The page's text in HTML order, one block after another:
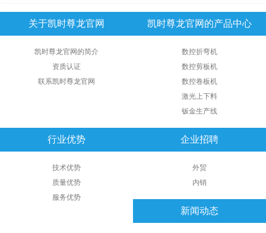
关于凯时尊龙官网
凯时尊龙官网的简介
资质认证
联系凯时尊龙官网
凯时尊龙官网的产品中心
数控折弯机
数控剪板机
数控卷板机
激光上下料
钣金生产线
行业优势
技术优势
质量优势
服务优势
企业招聘
外贸
内销
新闻动态